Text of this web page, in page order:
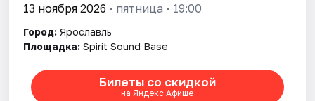
Рейтинги
13 ноября 2026 • пятница • 19:00
Город: Ярославль
Площадка: Spirit Sound Base
Билеты со скидкой
на Яндекс Афише